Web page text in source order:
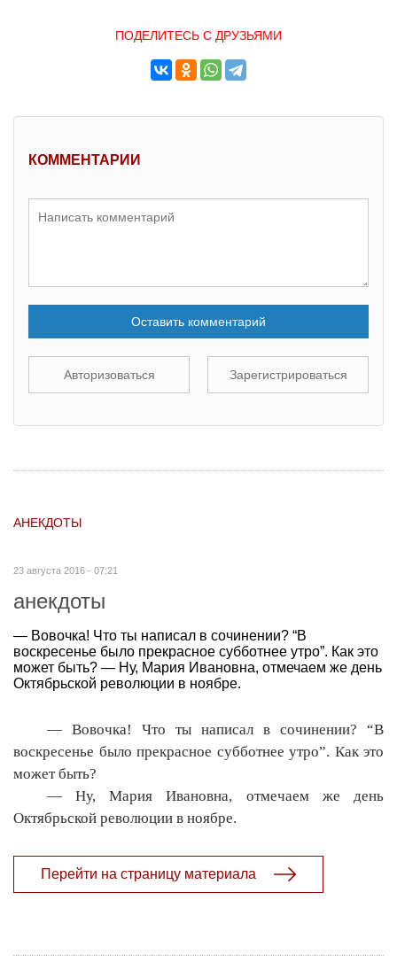
ПОДЕЛИТЕСЬ С ДРУЗЬЯМИ
КОММЕНТАРИИ
Оставить комментарий
Авторизоваться Зарегистрироваться
АНЕКДОТЫ
23 августа 2016 - 07:21
анекдоты
— Вовочка! Что ты написал в сочинении? “В
воскресенье было прекрасное субботнее утро”. Как это
может быть? — Ну, Мария Ивановна, отмечаем же день
Октябрьской революции в ноябре.
— Вовочка! Что ты написал в сочинении? “В
воскресенье было прекрасное субботнее утро”. Как это
может быть?
— Ну, Мария Ивановна, отмечаем же день
Октябрьской революции в ноябре.
Перейти на страницу материала